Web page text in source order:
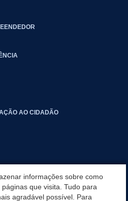
AO CIDADÃO
informações sobre como
que visita. Tudo para
agradável possível. Para